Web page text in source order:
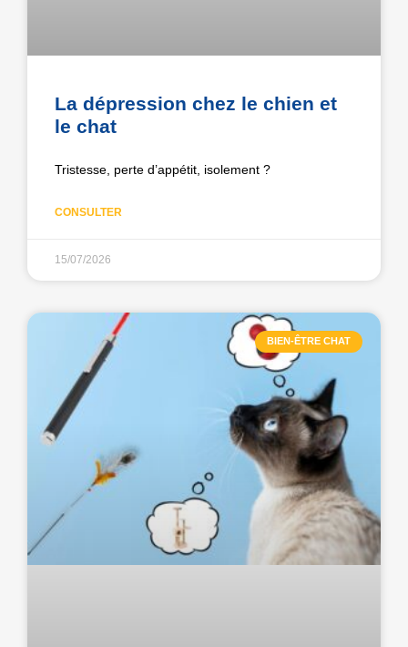
La dépression chez le chien et
le chat
Tristesse, perte d’appétit, isolement ?
CONSULTER
15/07/2026
BIEN-ÊTRE CHAT